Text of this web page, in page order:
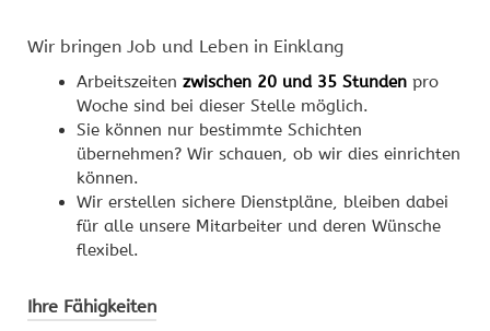
Wir bringen Job und Leben in Einklang
Arbeitszeiten zwischen 20 und 35 Stunden pro
Woche sind bei dieser Stelle möglich.
Sie können nur bestimmte Schichten
übernehmen? Wir schauen, ob wir dies einrichten
können.
Wir erstellen sichere Dienstpläne, bleiben dabei
für alle unsere Mitarbeiter und deren Wünsche
flexibel.
Ihre Fähigkeiten